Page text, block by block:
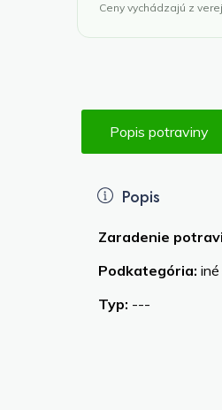
Ceny vychádzajú z
Popis potraviny
Popis
Zaradenie
Podkategória:
Typ: ---